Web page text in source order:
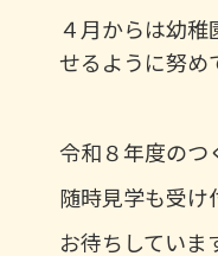
４月からは幼
せるように努め
令和８年度のつ
随時見学も受け
お待ちしてい